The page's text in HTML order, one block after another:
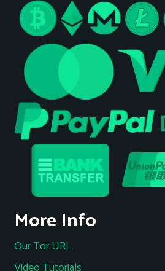
More Info
Our Tor URL